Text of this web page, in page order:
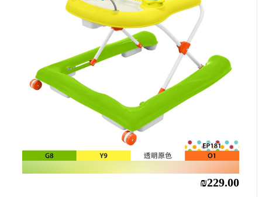
₪229.00